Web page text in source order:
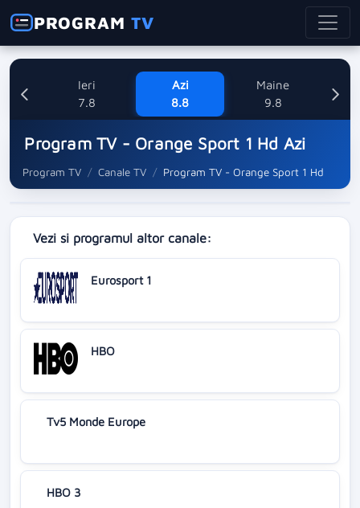
PROGRAMTV
Ieri
7.8
Azi
8.8
Maine
9.8
Program TV - Orange Sport 1 Hd Azi
Program TV Canale TV Program TV - Orange Sport 1 Hd
Vezi si programul altor canale:
Eurosport 1
HBO
Tv5 Monde Europe
HBO 3